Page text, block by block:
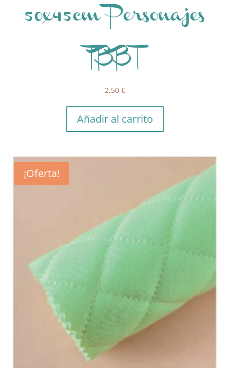
50x45cm Personajes
TBBT
2,50 €
Añadir al carrito
¡Oferta!